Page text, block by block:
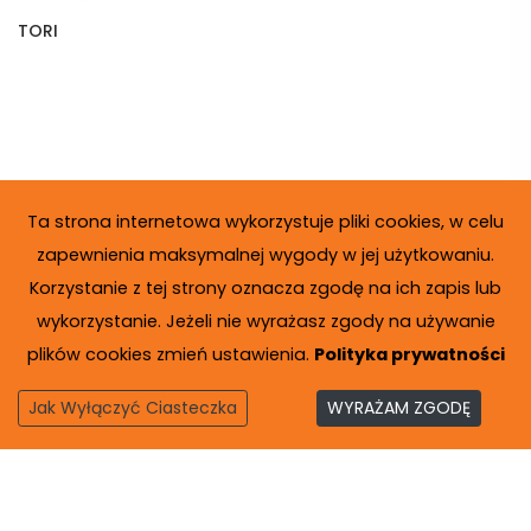
TORI
Ta strona internetowa wykorzystuje pliki cookies, w celu
zapewnienia maksymalnej wygody w jej użytkowaniu.
Korzystanie z tej strony oznacza zgodę na ich zapis lub
wykorzystanie. Jeżeli nie wyrażasz zgody na używanie
plików cookies zmień ustawienia. Polityka prywatności
Jak Wyłączyć Ciasteczka WYRAŻAM ZGODĘ